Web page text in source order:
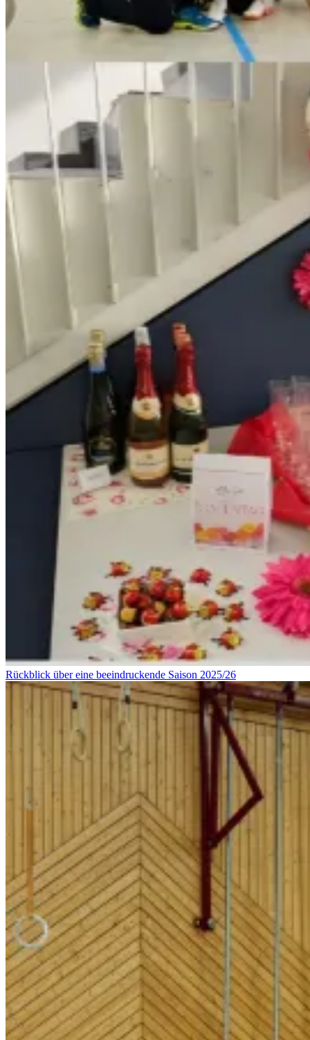
Rückblick über eine beeindruckende Saison 2025/26